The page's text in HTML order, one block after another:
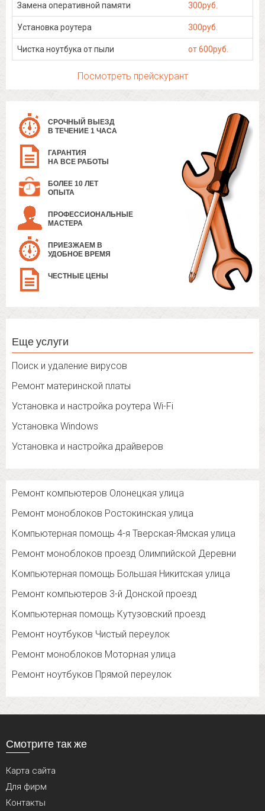
Замена оперативной памяти 300руб.
Установка роутера 300руб.
Чистка ноутбука от пыли от 600руб.
Посмотреть прейскурант
СРОЧНЫЙ ВЫЕЗД
В ТЕЧЕНИЕ 1 ЧАСА
ГАРАНТИЯ
НА ВСЕ РАБОТЫ
БОЛЕЕ 10 ЛЕТ
ОПЫТА
ПРОФЕССИОНАЛЬНЫЕ
МАСТЕРА
ПРИЕЗЖАЕМ В
УДОБНОЕ ВРЕМЯ
ЧЕСТНЫЕ ЦЕНЫ
Еще услуги
Поиск и удаление вирусов
Ремонт материнской платы
Установка и настройка роутера Wi-Fi
Установка Windows
Установка и настройка драйверов
Ремонт компьютеров Олонецкая улица
Ремонт моноблоков Ростокинская улица
Компьютерная помощь 4-я Тверская-Ямская улица
Ремонт моноблоков проезд Олимпийской Деревни
Компьютерная помощь Большая Никитская улица
Ремонт компьютеров 3-й Донской проезд
Компьютерная помощь Кутузовский проезд
Ремонт ноутбуков Чистый переулок
Ремонт моноблоков Моторная улица
Ремонт ноутбуков Прямой переулок
Смотрите так же
Карта сайта
Для фирм
Контакты